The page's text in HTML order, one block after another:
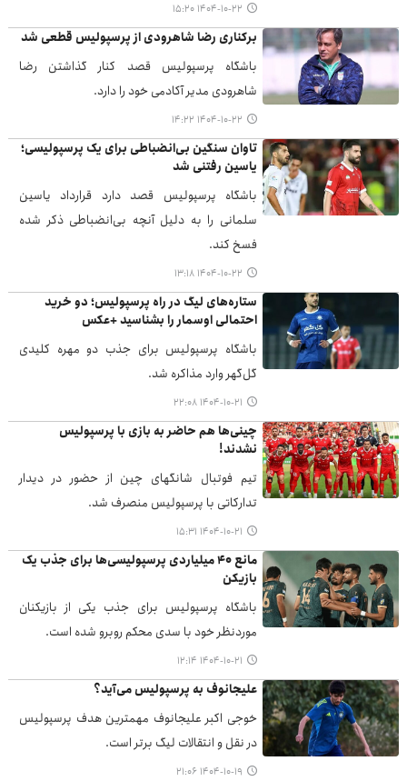
۱۴۰۴-۱۰-۲۲ ۱۵:۲۰
برکناری رضا شاهرودی از پرسپولیس قطعی شد
باشگاه پرسپولیس قصد کنار گذاشتن رضا
شاهرودی مدیر آکادمی خود را دارد.
۱۴۰۴-۱۰-۲۲ ۱۴:۲۲
تاوان سنگین بی‌انضباطی برای یک پرسپولیسی؛
یاسین رفتنی شد
باشگاه پرسپولیس قصد دارد قرارداد یاسین
سلمانی را به دلیل آنچه بی‌انضباطی ذکر شده
فسخ کند.
۱۴۰۴-۱۰-۲۲ ۱۳:۱۸
ستاره‌های لیگ در راه پرسپولیس؛ دو خرید
احتمالی اوسمار را بشناسید +عکس
باشگاه پرسپولیس برای جذب دو مهره کلیدی
گل‌گهر وارد مذاکره شد.
۱۴۰۴-۱۰-۲۱ ۲۲:۰۸
چینی‌ها هم حاضر به بازی با پرسپولیس
نشدند!
تیم فوتبال شانگهای چین از حضور در دیدار
تدارکاتی با پرسپولیس منصرف شد.
۱۴۰۴-۱۰-۲۱ ۱۵:۳۱
مانع ۴۰ میلیاردی پرسپولیسی‌ها برای جذب یک
بازیکن
باشگاه پرسپولیس برای جذب یکی از بازیکنان
موردنظر خود با سدی محکم روبرو شده است.
۱۴۰۴-۱۰-۲۱ ۱۲:۱۴
علیجانوف به پرسپولیس می‌آید؟
خوجی اکبر علیجانوف مهمترین هدف پرسپولیس
در نقل و انتقالات لیگ برتر است.
۱۴۰۴-۱۰-۱۹ ۲۱:۰۶